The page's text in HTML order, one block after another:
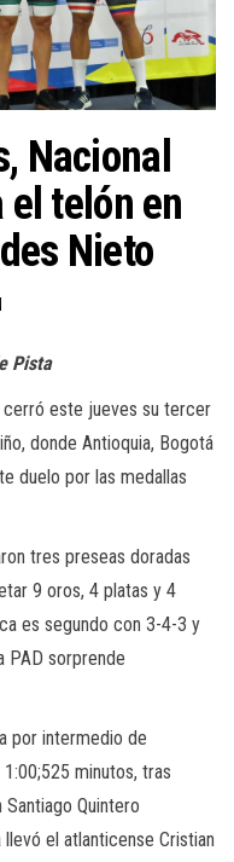
c
i
ó
Nacional
el telón en
Nieto
Pista
cerró este jueves su tercer
donde Antioquia, Bogotá
duelo por las medallas
tres preseas doradas
9 oros, 4 platas y 4
es segundo con 3-4-3 y
PAD sorprende
por intermedio de
minutos, tras
Quintero
el atlanticense Cristian